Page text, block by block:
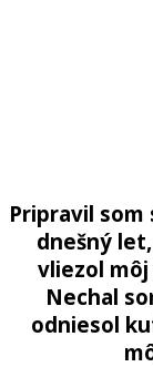
Pripravil som
dnešný let,
vliezol môj
Nechal
odniesol